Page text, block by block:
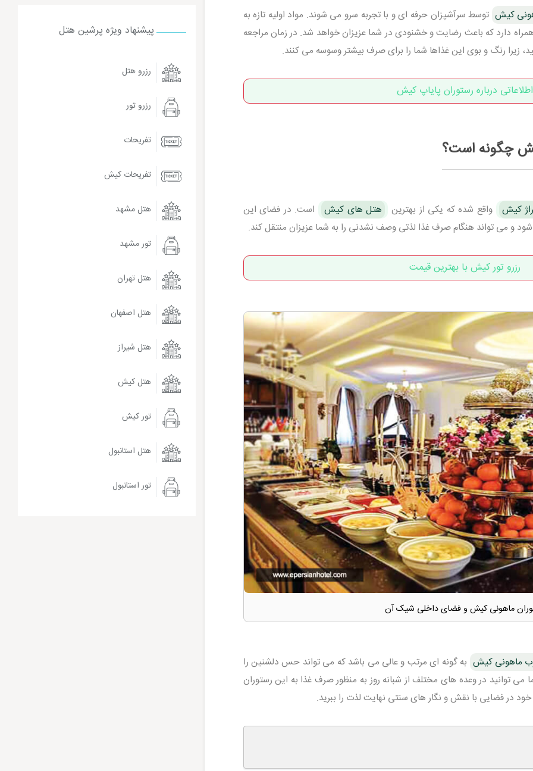
کیش توسط سرآشپزان حرفه ای و با تجربه سرو می شوند. مواد اولیه تازه به
دارد که باعث رضایت و خشنودی در شما عزیزان خواهد شد. در زمان مراجعه
زیرا رنگ و بوی این غذاها شما را برای صرف بیشتر وسوسه می کنند.
اطلاعاتی درباره رستوران پایاپ کیش
چگونه است؟
کیش واقع شده که یکی از بهترین هتل های کیش
است. در فضای این
و می تواند هنگام صرف غذا لذتی وصف نشدنی را به شما عزیزان منتقل کند.
رزرو تور کیش با بهترین قیمت
ماهونی کیش و فضای داخلی شیک آن
ماهونی کیش به گونه ای مرتب و عالی می باشد که می تواند حس دلشنین را
می توانید در وعده های مختلف از شبانه روز به منظور صرف غذا به این رستوران
خود در فضایی با نقش و نگار های سنتی نهایت لذت را ببرید.
پیشنهاد ویژه پرشین هتل
رزرو هتل
رزرو تور
تفریحات
تفریحات کیش
هتل مشهد
تور مشهد
هتل تهران
هتل اصفهان
هتل شیراز
هتل کیش
تور کیش
هتل استانبول
تور استانبول